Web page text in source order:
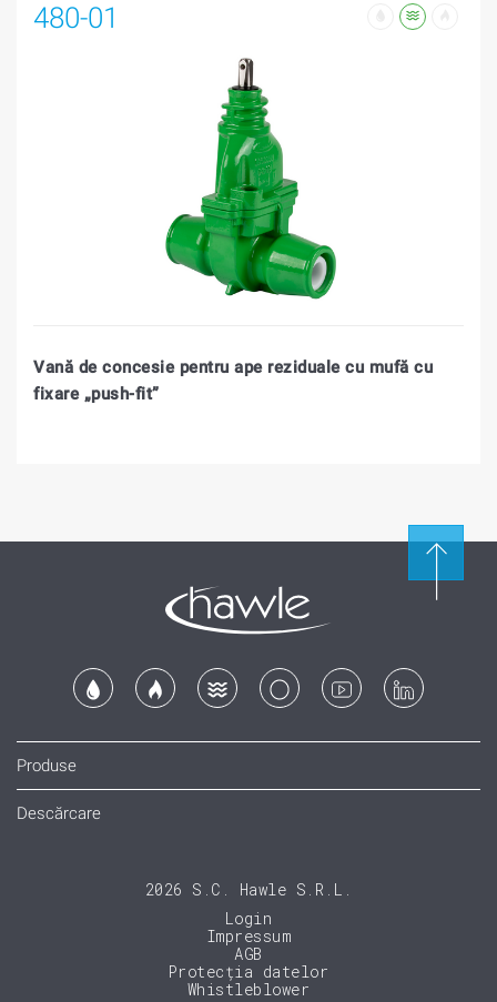
480-01
Vană de concesie pentru ape reziduale cu mufă cu
fixare „push-fit”
Produse
Descărcare
2026 S.C. Hawle S.R.L.
Login
Impressum
AGB
Protecția datelor
Whistleblower